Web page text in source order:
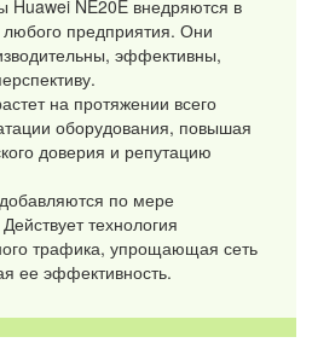
Huawei NE20E внедряются в
любого предприятия. Они
эффективны,
на протяжении всего
оборудования, повышая
доверия и репутацию
по мере
технология
трафика, упрощающая сеть
ее эффективность.